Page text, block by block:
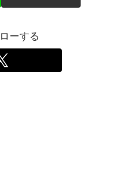
ーする